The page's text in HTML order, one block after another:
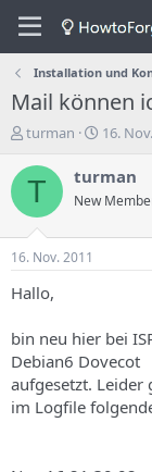
Installation und
Mail können
E
s
e
e
r
s
T
h
e
turman
E
s
e
d
a
t
u
16.
T turman
New
16. Nov. 2011
Hallo,
bin neu hier bei
Debian6 Dovecot
aufgesetzt. Leider
im Logfile